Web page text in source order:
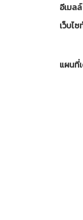
อีเมล
เว็บไซ
แผนที่